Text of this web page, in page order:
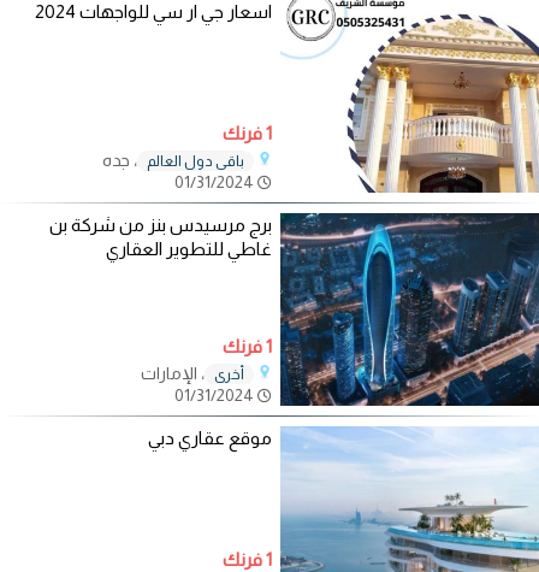
اسعار جي ار سي للواجهات 2024
1 فرنك
باقي دول العالم
، جده
برج مرسيدس بنز من شركة بن
غاطي للتطوير العقاري
1 فرنك
أخرى
، الإمارات
موقع عقاري دبي
1 فرنك